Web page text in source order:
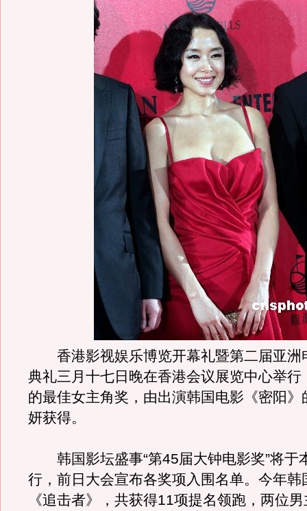
香港影视娱乐博览开幕礼暨第二届亚洲
典礼三月十七日晚在香港会议展览中心举行
的最佳女主角奖，由出演韩国电影《密阳》
妍获得。
韩国影坛盛事“第45届大钟电影奖”将于
行，前日大会宣布各奖项入围名单。今年韩
《追击者》，共获得11项提名领跑，两位